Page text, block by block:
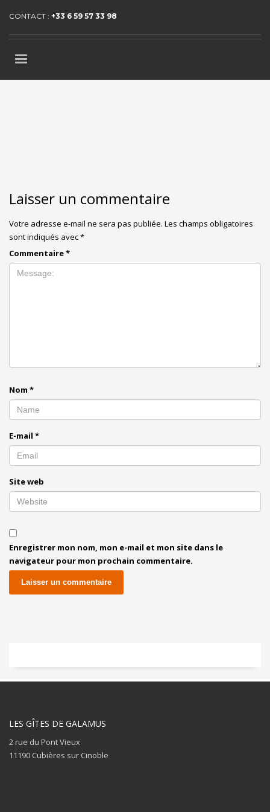
CONTACT : +33 6 59 57 33 98
Laisser un commentaire
Votre adresse e-mail ne sera pas publiée. Les champs obligatoires
sont indiqués avec*
Commentaire*
Nom *
E-mail *
Site web
Enregistrer mon nom, mon e-mail et mon site dans le
navigateur pour mon prochain commentaire.
LES GÎTES DE GALAMUS
2 rue du Pont Vieux
11190 Cubières sur Cinoble